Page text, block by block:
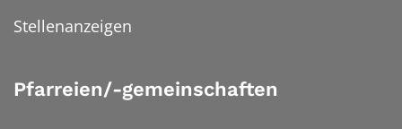
Stellenanzeigen
Pfarreien/-gemeinschaften